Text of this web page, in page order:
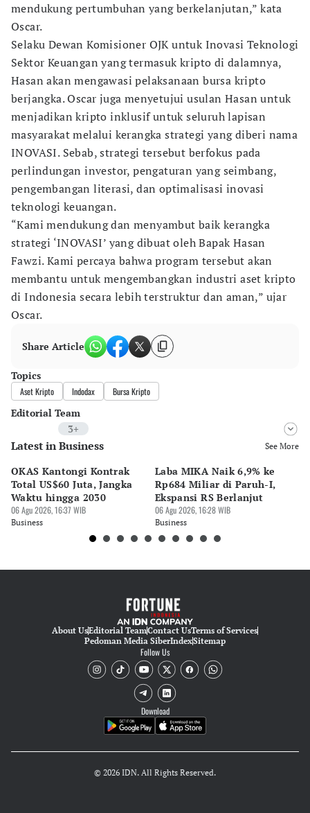
mendukung pertumbuhan yang berkelanjutan,” kata
Oscar.
Selaku Dewan Komisioner OJK untuk Inovasi Teknologi
Sektor Keuangan yang termasuk kripto di dalamnya,
Hasan akan mengawasi pelaksanaan bursa kripto
berjangka. Oscar juga menyetujui usulan Hasan untuk
menjadikan kripto inklusif untuk seluruh lapisan
masyarakat melalui kerangka strategi yang diberi nama
INOVASI. Sebab, strategi tersebut berfokus pada
perlindungan investor, pengaturan yang seimbang,
pengembangan literasi, dan optimalisasi inovasi
teknologi keuangan.
“Kami mendukung dan menyambut baik kerangka
strategi ‘INOVASI’ yang dibuat oleh Bapak Hasan
Fawzi. Kami percaya bahwa program tersebut akan
membantu untuk mengembangkan industri aset kripto
di Indonesia secara lebih terstruktur dan aman,” ujar
Oscar.
Share Article
Topics
Aset Kripto Indodax Bursa Kripto
Editorial Team
3+
Editor
Editor
Bonardo Maulana
Editor
Latest in Business See More
OKAS Kantongi Kontrak
Total US$60 Juta, Jangka
Waktu hingga 2030
06 Agu 2026, 16:37 WIB
Business
Laba MIKA Naik 6,9% ke
Rp684 Miliar di Paruh-I,
Ekspansi RS Berlanjut
06 Agu 2026, 16:28 WIB
Business
About UsEditorial TeamContact UsTerms of Services
Pedoman Media SiberIndexSitemap
Follow Us
Download
© 2026 IDN. All Rights Reserved.